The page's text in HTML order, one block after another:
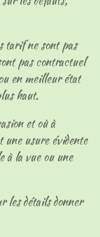
tarif ne sont pas
pas contractuel
en meilleur état
haut.
et où à
usure évidente
à la vue ou une
les détails donner